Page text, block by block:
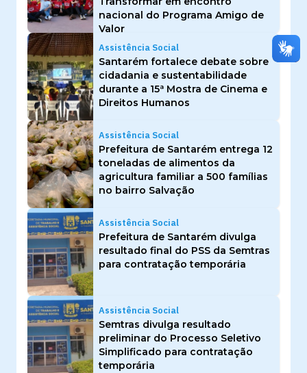
nacional do Programa Amigo de
Valor
Assistência Social
Santarém fortalece debate sobre
cidadania e sustentabilidade
durante a 15ª Mostra de Cinema e
Direitos Humanos
Assistência Social
Prefeitura de Santarém entrega 12
toneladas de alimentos da
agricultura familiar a 500 famílias
no bairro Salvação
Assistência Social
Prefeitura de Santarém divulga
resultado final do PSS da Semtras
para contratação temporária
Assistência Social
Semtras divulga resultado
preliminar do Processo Seletivo
Simplificado para contratação
temporária